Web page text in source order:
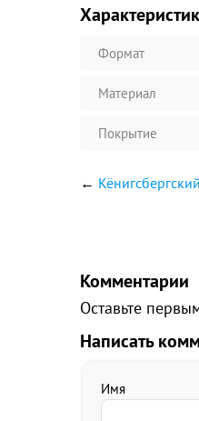
Формат
Материал
Покрытие
←
Комментарии
Оставьте
Написать
Имя